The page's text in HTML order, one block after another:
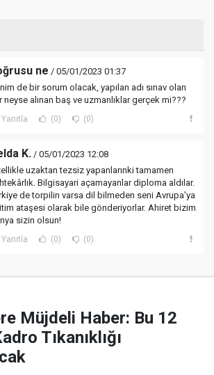
ne / 05/01/2023 01:37
de bir sorum olacak, yapılan adı sınav olan
neyse alınan baş ve uzmanlıklar gerçek mi???
Yanıtla (0) (0)
K. / 05/01/2023 12:08
uzaktan tezsiz yapanlarınki tamamen
Bilgisayari açamayanlar diploma aldılar.
de torpilin varsa dil bilmeden seni Avrupa'ya
ataşesi olarak bile gönderiyorlar. Ahiret bizim
sizin olsun!
Yanıtla (0) (0)
Müjdeli Haber: Bu 12
Tıkanıklığı